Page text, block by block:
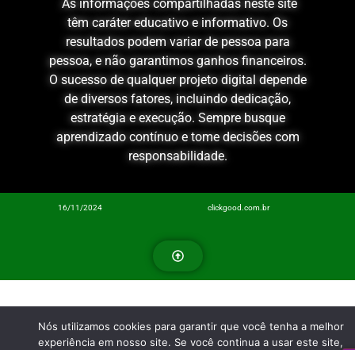
As informações compartilhadas neste site
têm caráter educativo e informativo. Os
resultados podem variar de pessoa para
pessoa, e não garantimos ganhos financeiros.
O sucesso de qualquer projeto digital depende
de diversos fatores, incluindo dedicação,
estratégia e execução. Sempre busque
aprendizado contínuo e tome decisões com
responsabilidade.
16/11/2024 clickgood.com.br
Nós utilizamos cookies para garantir que você tenha a melhor
experiência em nosso site. Se você continua a usar este site,